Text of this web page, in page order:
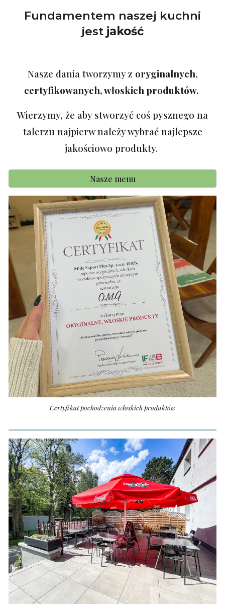
Fundamentem naszej kuchni
jest jakość
Nasze dania tworzymy z oryginalnych,
certyfikowanych, włoskich produktów.
Wierzymy, że aby stworzyć coś pysznego na
talerzu najpierw należy wybrać najlepsze
jakościowo produkty.
Nasze menu
Certyfikat pochodzenia włoskich produktów